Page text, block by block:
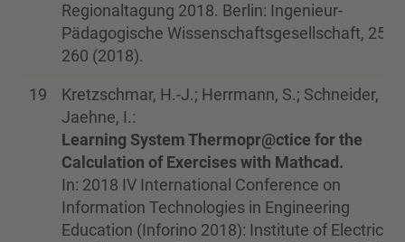
Regionaltagung 2018. Berlin: Ingenieur-
Pädagogische Wissenschaftsgesellschaft, 255–
260 (2018).
19
Kretzschmar, H.-J.; Herrmann, S.; Schneider, M.;
Jaehne, I.:
Learning System Thermopr@ctice for the
Calculation of Exercises with Mathcad.
In: 2018 IV International Conference on
Information Technologies in Engineering
Education (Inforino 2018): Institute of Electrical